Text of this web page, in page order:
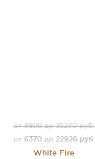
от 9800 до 35270 руб.
от 6370 до 22926 руб.
White Fire